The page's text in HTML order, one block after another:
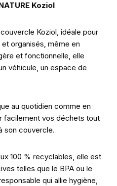
Koziol
Koziol, idéale pour
organisés, même en
et fonctionnelle, elle
véhicule, un espace de
au quotidien comme en
facilement vos déchets tout
son couvercle.
100 % recyclables, elle est
telles que le BPA ou le
qui allie hygiène,